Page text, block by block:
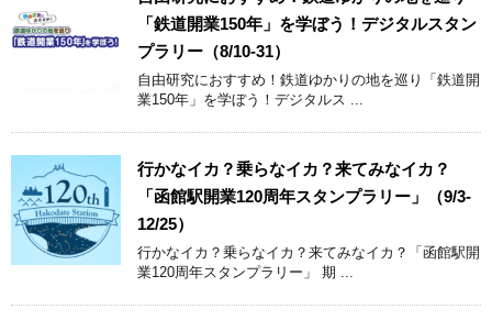
「鉄道開業150年」を学ぼう！デジタルスタン
プラリー（8/10-31）
自由研究におすすめ！鉄道ゆかりの地を巡り「鉄道開
業150年」を学ぼう！デジタルス ...
行かなイカ？乗らなイカ？来てみなイカ？
「函館駅開業120周年スタンプラリー」（9/3-
12/25）
行かなイカ？乗らなイカ？来てみなイカ？「函館駅開
業120周年スタンプラリー」 期 ...